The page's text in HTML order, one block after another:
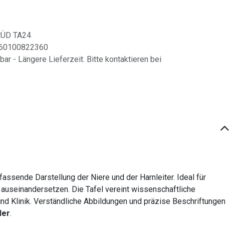
TA24
- Längere Lieferzeit. Bitte kontaktieren bei
Darstellung der Niere und der Harnleiter. Ideal für
auseinandersetzen. Die Tafel vereint wissenschaftliche
Klinik. Verständliche Abbildungen und präzise Beschriftungen
.